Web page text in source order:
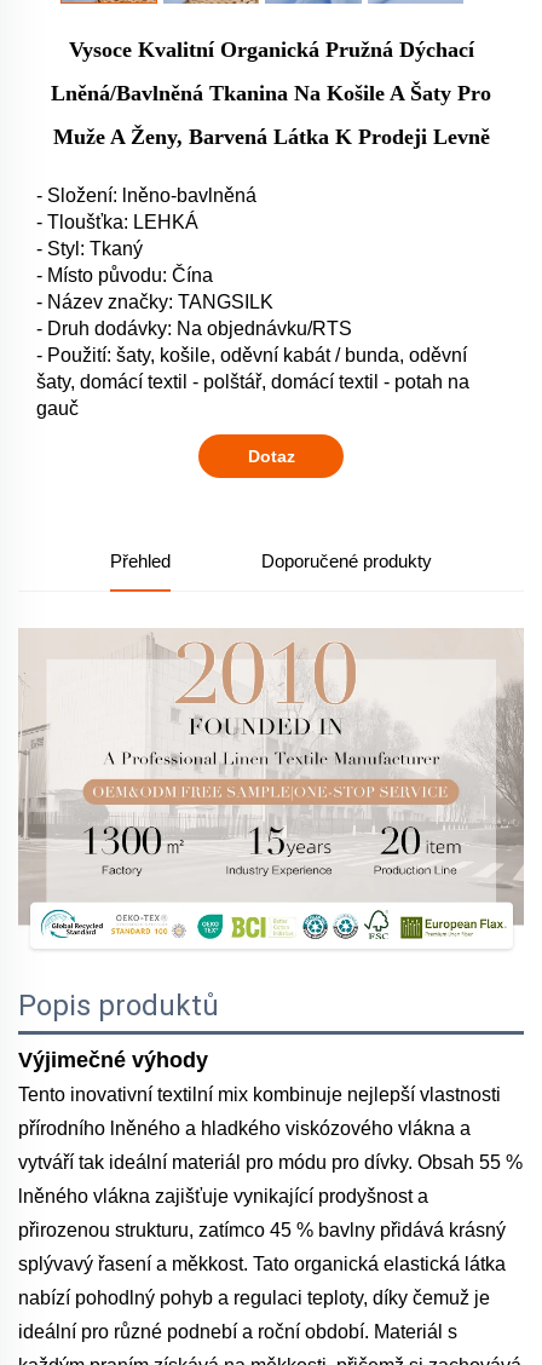
Vysoce Kvalitní Organická Pružná Dýchací
Lněná/bavlněná Tkanina Na Košile A Šaty Pro
Muže A Ženy, Barvená Látka K Prodeji Levně
- Složení: lněno-bavlněná
- Tloušťka: LEHKÁ
- Styl: Tkaný
- Místo původu: Čína
- Název značky: TANGSILK
- Druh dodávky: Na objednávku/RTS
- Použití: šaty, košile, oděvní kabát / bunda, oděvní
šaty, domácí textil - polštář, domácí textil - potah na
gauč
Dotaz
Přehled Doporučené produkty
Popis produktů
Výjimečné výhody
Tento inovativní textilní mix kombinuje nejlepší vlastnosti
přírodního lněného a hladkého viskózového vlákna a
vytváří tak ideální materiál pro módu pro dívky. Obsah 55 %
lněného vlákna zajišťuje vynikající prodyšnost a
přirozenou strukturu, zatímco 45 % bavlny přidává krásný
splývavý řasení a měkkost. Tato organická elastická látka
nabízí pohodlný pohyb a regulaci teploty, díky čemuž je
ideální pro různé podnebí a roční období. Materiál s